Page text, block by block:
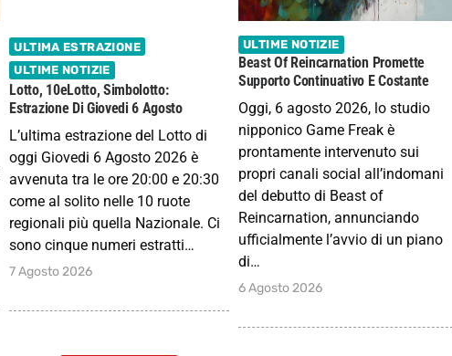
ULTIMA ESTRAZIONE
ULTIME NOTIZIE
Lotto, 10eLotto, Simbolotto:
Estrazione Di Giovedi 6 Agosto
L’ultima estrazione del Lotto di
oggi Giovedi 6 Agosto 2026 è
avvenuta tra le ore 20:00 e 20:30
come al solito nelle 10 ruote
regionali più quella Nazionale. Ci
sono cinque numeri estratti…
7 Agosto 2026
ULTIME NOTIZIE
Beast Of Reincarnation Promette
Supporto Continuativo E Costante
Oggi, 6 agosto 2026, lo studio
nipponico Game Freak è
prontamente intervenuto sui
propri canali social all’indomani
del debutto di Beast of
Reincarnation, annunciando
ufficialmente l’avvio di un piano
di…
6 Agosto 2026